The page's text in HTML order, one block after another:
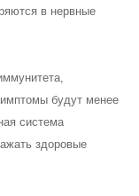
в нервные
будут менее
система
здоровые